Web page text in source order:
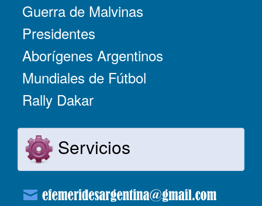
Guerra de Malvinas
Presidentes
Aborígenes Argentinos
Mundiales de Fútbol
Rally Dakar
Servicios